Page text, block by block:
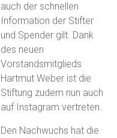
auch der schnellen
Information der Stifter
und Spender gilt. Dank
des neuen
Vorstandsmitglieds
Hartmut Weber ist die
Stiftung zudem nun auch
auf Instagram vertreten.
Den Nachwuchs hat die